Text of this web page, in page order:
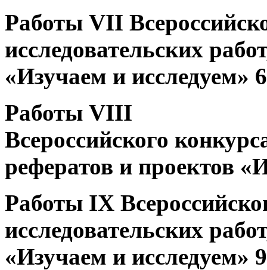
Работы VII
исследовательских
«Изучаем и исследуем»
Работы VIII
Всероссийского
рефератов и проектов
Работы IX
исследовательских
«Изучаем и исследуем»